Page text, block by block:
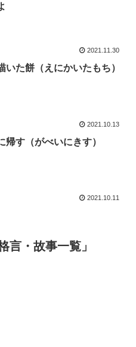
2021.11.30
いた餅（えにかいたもち）
2021.10.13
帰す（がべいにきす）
2021.10.11
言・故事一覧」